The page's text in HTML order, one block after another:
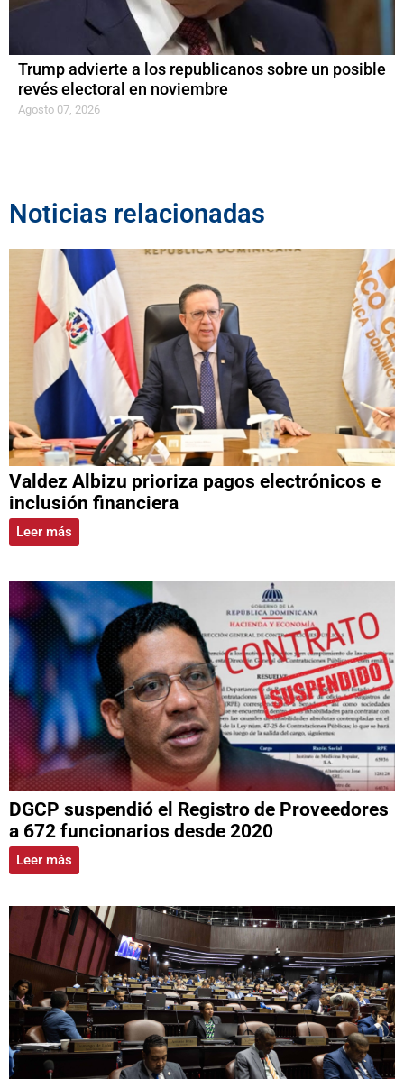
Trump advierte a los republicanos sobre un posible
revés electoral en noviembre
Agosto 07, 2026
Noticias relacionadas
Valdez Albizu prioriza pagos electrónicos e
inclusión financiera
Leer más
DGCP suspendió el Registro de Proveedores
a 672 funcionarios desde 2020
Leer más